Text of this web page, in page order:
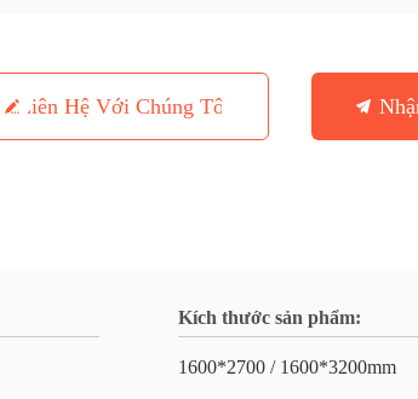
Liên Hệ Với Chúng Tôi
Kích thước sản phẩm:
1600*2700 / 1600*3200mm